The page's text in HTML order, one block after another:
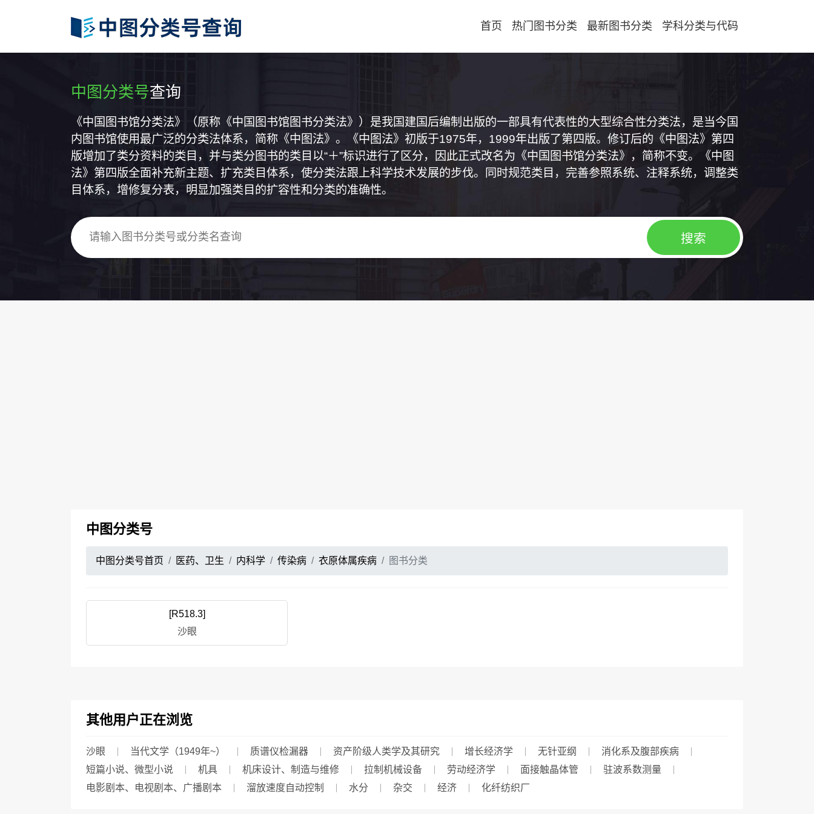
首页 热门图书分类 最新图书分类 学科分类与代码
中图分类号查询
《中国图书馆分类法》（原称《中国图书馆图书分类法》）是我国建国后编制出版的一部具有代表性的大型综合性分类法，是当今国
内图书馆使用最广泛的分类法体系，简称《中图法》。《中图法》初版于1975年，1999年出版了第四版。修订后的《中图法》第四
版增加了类分资料的类目，并与类分图书的类目以“＋”标识进行了区分，因此正式改名为《中国图书馆分类法》，简称不变。《中图
法》第四版全面补充新主题、扩充类目体系，使分类法跟上科学技术发展的步伐。同时规范类目，完善参照系统、注释系统，调整类
目体系，增修复分表，明显加强类目的扩容性和分类的准确性。
中图分类号
中图分类号首页 医药、卫生 内科学 传染病 衣原体属疾病 图书分类
[R518.3]
沙眼
其他用户正在浏览
沙眼 当代文学（1949年~） 质谱仪检漏器 资产阶级人类学及其研究 增长经济学 无针亚纲
消化系及腹部疾病
短篇小说、微型小说
机具 机床设计、制造与维修 拉制机械设备 劳动经济学 面接触晶体管
驻波系数测量
电影剧本、电视剧本、广播剧本
溜放速度自动控制 水分 杂交 经济 化纤纺织厂